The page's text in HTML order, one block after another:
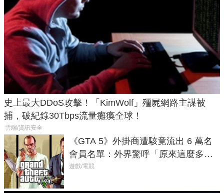
史上最大DDoS攻擊！「KimWolf」殭屍網路主謀被
捕，破紀錄30Tbps流量癱瘓全球！
雲端/資訊安全
《GTA 5》外掛商遭駭竟流出 6 萬名
會員名單：外界驚呼「原來這麼多人
在開掛！」
遊戲/電競